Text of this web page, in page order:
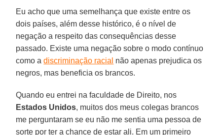
Eu acho que uma semelhança que existe entre os
dois países, além desse histórico, é o nível de
negação a respeito das consequências desse
passado. Existe uma negação sobre o modo contínuo
como adiscriminação racial não apenas prejudica os
negros, mas beneficia os brancos.
Quando eu entrei na faculdade de Direito, nos
Estados Unidos, muitos dos meus colegas brancos
me perguntaram se eu não me sentia uma pessoa de
sorte por ter a chance de estar ali. Em um primeiro